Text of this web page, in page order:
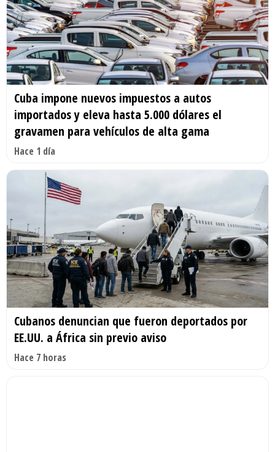
Cuba impone nuevos impuestos a autos
importados y eleva hasta 5.000 dólares el
gravamen para vehículos de alta gama
Hace 1 día
Cubanos denuncian que fueron deportados por
EE.UU. a África sin previo aviso
Hace 7 horas